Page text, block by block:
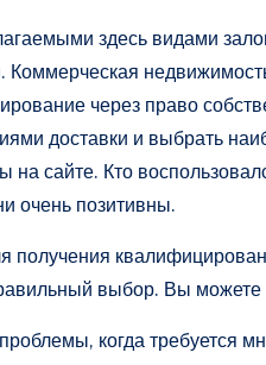
здесь видами
Коммерческая
через право
доставки и выбрать
на сайте. Кто
очень позитивны.
получения
выбор. Вы можете
когда требуется